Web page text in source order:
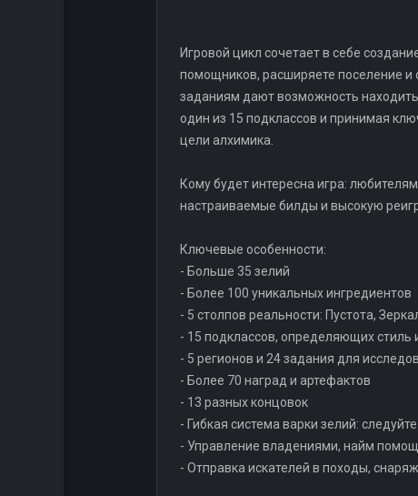
Игровой цикл сочетает в себе
помощников, расширяете поселение и
заданиям дают возможность
один из 15 подклассов и принимая
цели алхимика.
Кому будет интересна игра:
настраиваемые билды и высокую
Ключевые особенности:
- Больше 35 зелий
- Более 100 уникальных ингредиентов
- 5 столпов реальности: Пустота,
- 15 подклассов, определяющих стиль
- 5 регионов и 24 задания для
- Более 70 наград и артефактов
- 13 разных концовок
- Гибкая система варки зелий:
- Управление владениями, найм
- Отправка искателей в походы,